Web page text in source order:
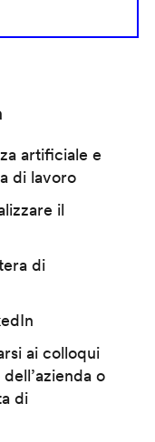
artificiale e
di lavoro
il
di
ai colloqui
o
di